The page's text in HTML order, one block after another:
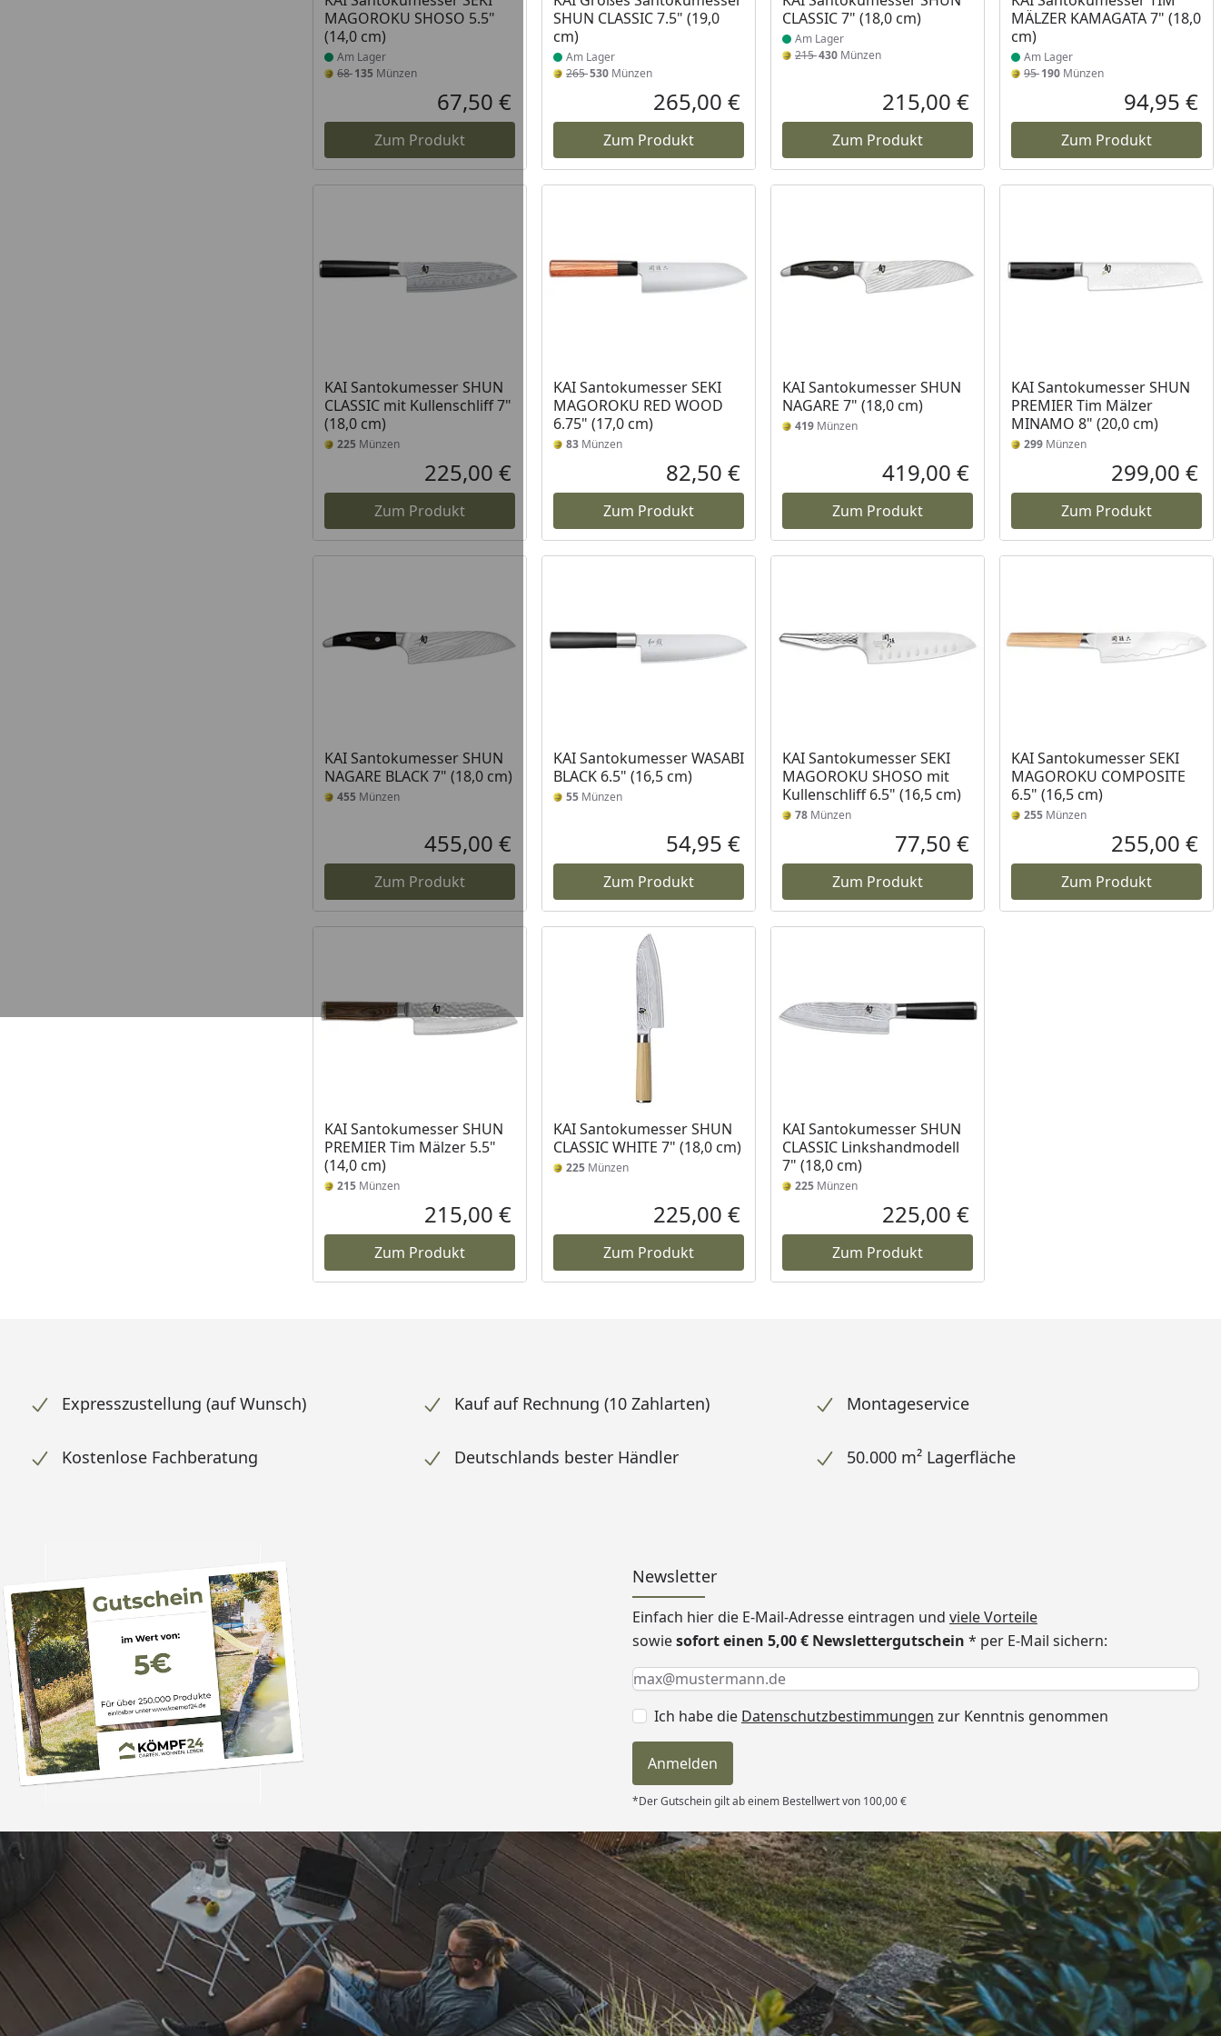
MAGOROKU SHOSO 5.5"
(14,0 cm)
Am Lager
68135 Münzen
Aktueller Preis
67,50 €
Zum Produkt
SHUN CLASSIC 7.5" (19,0
cm)
Am Lager
265530 Münzen
Aktueller Preis
265,00 €
Zum Produkt
CLASSIC 7" (18,0 cm)
Am Lager
215430 Münzen
Aktueller Preis
215,00 €
Zum Produkt
MÄLZER KAMAGATA 7" (18,0
cm)
Am Lager
95190 Münzen
94,95 €
Zum Produkt
KAI Santokumesser SHUN
CLASSIC mit Kullenschliff 7"
(18,0 cm)
225 Münzen
Aktueller Preis
225,00 €
Zum Produkt
KAI Santokumesser SEKI
MAGOROKU RED WOOD
6.75" (17,0 cm)
83 Münzen
Aktueller Preis
82,50 €
Zum Produkt
KAI Santokumesser SHUN
NAGARE 7" (18,0 cm)
419 Münzen
Aktueller Preis
419,00 €
Zum Produkt
KAI Santokumesser SHUN
PREMIER Tim Mälzer
MINAMO 8" (20,0 cm)
299 Münzen
299,00 €
Zum Produkt
KAI Santokumesser SHUN
NAGARE BLACK 7" (18,0 cm)
455 Münzen
Aktueller Preis
455,00 €
Zum Produkt
KAI Santokumesser WASABI
BLACK 6.5" (16,5 cm)
55 Münzen
Aktueller Preis
54,95 €
Zum Produkt
KAI Santokumesser SEKI
MAGOROKU SHOSO mit
Kullenschliff 6.5" (16,5 cm)
78 Münzen
Aktueller Preis
77,50 €
Zum Produkt
KAI Santokumesser SEKI
MAGOROKU COMPOSITE
6.5" (16,5 cm)
255 Münzen
255,00 €
Zum Produkt
KAI Santokumesser SHUN
PREMIER Tim Mälzer 5.5"
(14,0 cm)
215 Münzen
Aktueller Preis
215,00 €
Zum Produkt
KAI Santokumesser SHUN
CLASSIC WHITE 7" (18,0 cm)
225 Münzen
Aktueller Preis
225,00 €
Zum Produkt
KAI Santokumesser SHUN
CLASSIC Linkshandmodell
7" (18,0 cm)
225 Münzen
Aktueller Preis
225,00 €
Zum Produkt
Expresszustellung (auf Wunsch) Kauf auf Rechnung (10 Zahlarten) Montageservice
Kostenlose Fachberatung Deutschlands bester Händler 50.000 m² Lagerfläche
Newsletter
Einfach hier die E-Mail-Adresse eintragen und viele Vorteile
sowiesofort einen 5,00 € Newslettergutschein * per E-Mail sichern:
Keine Eingabe erforderlich
Eingabe erforderlich
E-Mail *
Ich habe die Datenschutzbestimmungen zur Kenntnis genommen
Anmelden
*Der Gutschein gilt ab einem Bestellwert von 100,00 €
Trusted Shops
4,81/ 5
25.957 Bewertungen
„- Retouren Bearbeitung wurde
umgehend erledigt“
04.08.2026
Versand